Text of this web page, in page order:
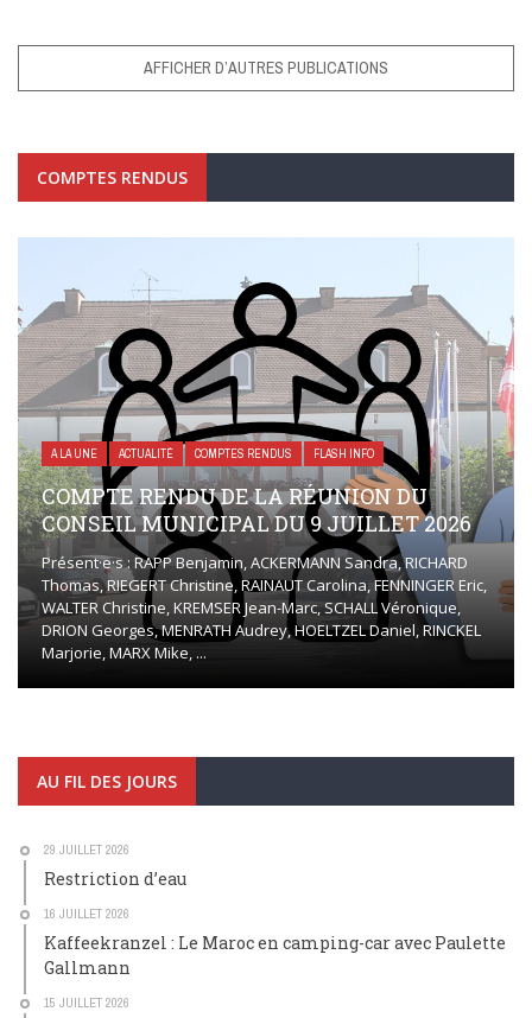
AFFICHER D’AUTRES PUBLICATIONS
COMPTES RENDUS
A LA UNE ACTUALITÉ COMPTES RENDUS FLASH INFO
COMPTE RENDU DE LA RÉUNION DU
CONSEIL MUNICIPAL DU 9 JUILLET 2026
Présent·e·s : RAPP Benjamin, ACKERMANN Sandra, RICHARD
Thomas, RIEGERT Christine, RAINAUT Carolina, FENNINGER Eric,
WALTER Christine, KREMSER Jean-Marc, SCHALL Véronique,
DRION Georges, MENRATH Audrey, HOELTZEL Daniel, RINCKEL
Marjorie, MARX Mike, ...
AU FIL DES JOURS
29 JUILLET 2026
Restriction d’eau
16 JUILLET 2026
Kaffeekranzel : Le Maroc en camping-car avec Paulette
Gallmann
15 JUILLET 2026